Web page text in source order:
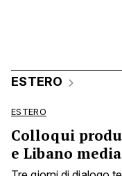
ESTERO
ESTERO
Colloqui
e Libano